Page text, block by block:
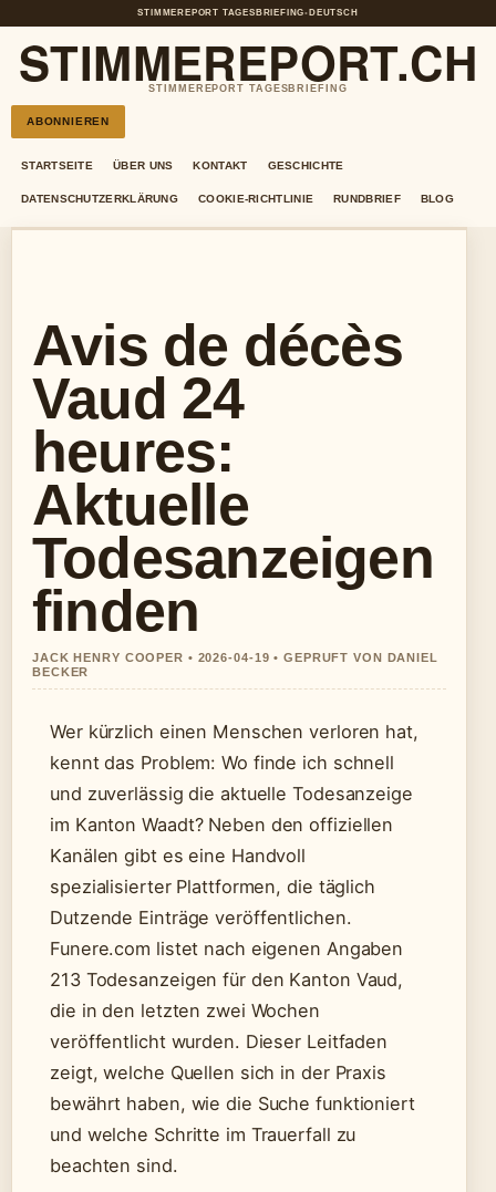
STIMMEREPORT TAGESBRIEFING• DEUTSCH
STIMMEREPORT.CH
STIMMEREPORT TAGESBRIEFING
ABONNIEREN
STARTSEITE ÜBER UNS KONTAKT GESCHICHTE
DATENSCHUTZERKLÄRUNG COOKIE-RICHTLINIE RUNDBRIEF BLOG
Avis de décès
Vaud 24
heures:
Aktuelle
Todesanzeigen
finden
JACK HENRY COOPER • 2026-04-19 • GEPRUFT VON DANIEL
BECKER
Wer kürzlich einen Menschen verloren hat,
kennt das Problem: Wo finde ich schnell
und zuverlässig die aktuelle Todesanzeige
im Kanton Waadt? Neben den offiziellen
Kanälen gibt es eine Handvoll
spezialisierter Plattformen, die täglich
Dutzende Einträge veröffentlichen.
Funere.com listet nach eigenen Angaben
213 Todesanzeigen für den Kanton Vaud,
die in den letzten zwei Wochen
veröffentlicht wurden. Dieser Leitfaden
zeigt, welche Quellen sich in der Praxis
bewährt haben, wie die Suche funktioniert
und welche Schritte im Trauerfall zu
beachten sind.